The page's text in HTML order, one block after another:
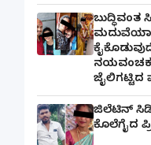
ಬುದ್ಧಿವಂತ
ಜೈಲಿಗಟ್ಟಿದ
ಜಿಲೆಟಿನ್
ಕೊಲೆಗೈದ